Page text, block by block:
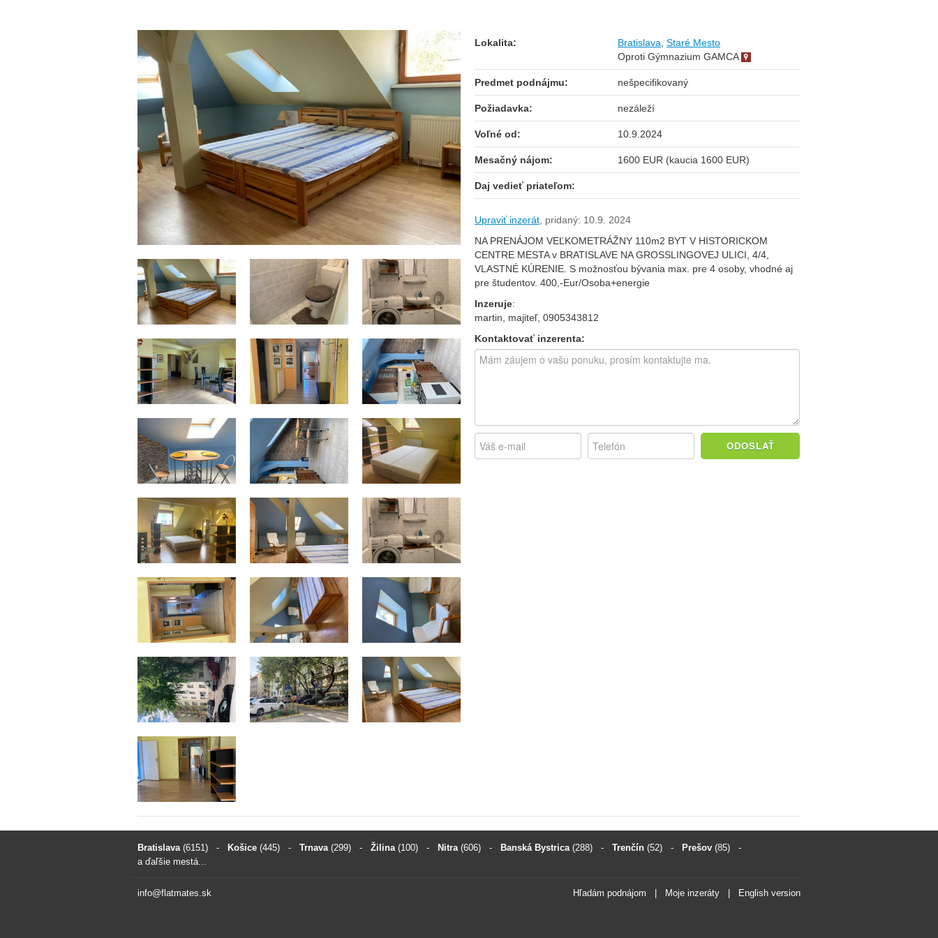
Lokalita: Bratislava Staré Mesto
Oproti Gýmnazium GAMCA
Predmet podnájmu: nešpecifikovaný
Požiadavka: nezáleží
Voľné od: 10.9.2024
Mesačný nájom: 1600 EUR (kaucia 1600 EUR)
Daj vedieť priateľom:
Upraviť inzerát pridaný: 10.9. 2024
NA PRENÁJOM VEĽKOMETRÁŽNY 110m2 BYT V HISTORICKOM
CENTRE MESTA v BRATISLAVE NA GROSSLINGOVEJ ULICI, 4/4,
VLASTNÉ KÚRENIE. S možnosťou bývania max. pre 4 osoby, vhodné aj
pre študentov. 400,-Eur/Osoba+energie
Inzeruje:
martin, majiteľ, 0905343812
Kontaktovať inzerenta:
ODOSLAŤ
Bratislava (6151) - Košice (445) - Trnava (299) - Žilina (100) - Nitra (606) - Banská Bystrica (288) - Trenčín (52) - Prešov (85) -
a ďaľšie mestá...
info@flatmates.sk Hľadám podnájom Moje inzeráty English version